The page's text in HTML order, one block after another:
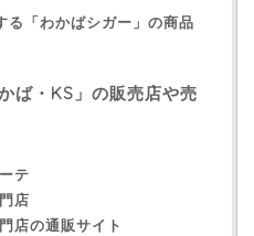
る「わかばシガー」の商品
ば・KS」の販売店や売
テ
店
店の通販サイト